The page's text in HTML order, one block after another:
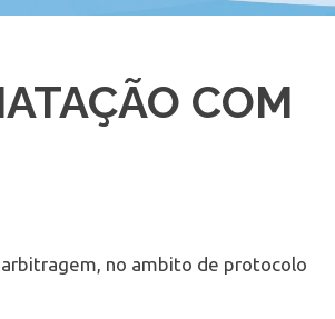
COM
no ambito de protocolo